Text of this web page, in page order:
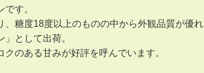
す。
、糖度18度以上のものの中から外観品質が優れ
として出荷。
のある甘みが好評を呼んでいます。